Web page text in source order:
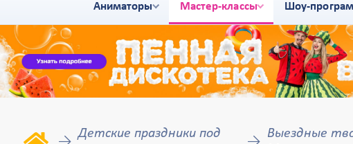
Аниматоры Мастер-классы Шоу-
Детские праздники под
Выездные